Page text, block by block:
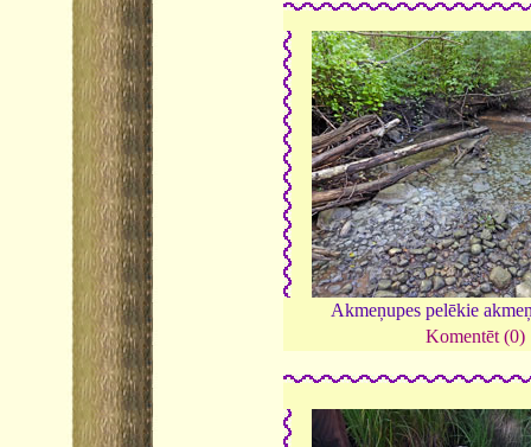
Akmeņupes pelēkie
Komentēt (0)